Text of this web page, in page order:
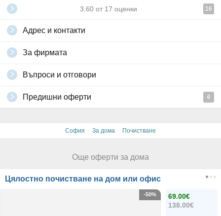
3.60 от 17 оценки 16
Адрес и контакти
За фирмата
Въпроси и отговори
Предишни оферти 6
София · За дома · Почистване
Още оферти за дома
Цялостно почистване на дом или офис
69.00€
138.00€
-50%